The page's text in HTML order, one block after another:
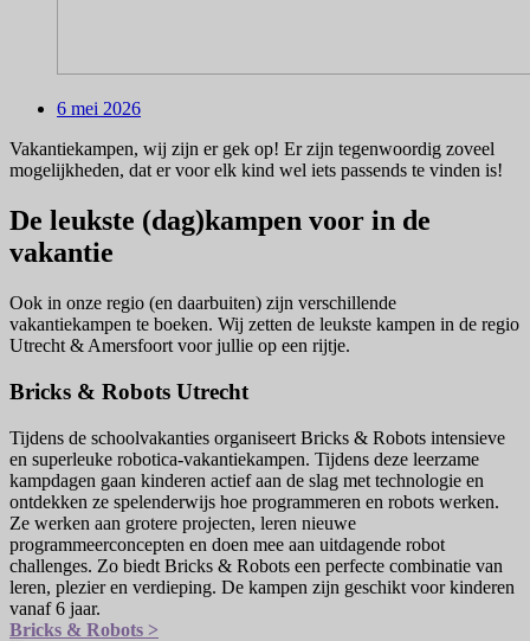
6 mei 2026
Vakantiekampen, wij zijn er gek op! Er zijn tegenwoordig zoveel
mogelijkheden, dat er voor elk kind wel iets passends te vinden is!
De leukste (dag)kampen voor in de
vakantie
Ook in onze regio (en daarbuiten) zijn verschillende
vakantiekampen te boeken. Wij zetten de leukste kampen in de regio
Utrecht & Amersfoort voor jullie op een rijtje.
Bricks & Robots Utrecht
Tijdens de schoolvakanties organiseert Bricks & Robots intensieve
en superleuke robotica-vakantiekampen. Tijdens deze leerzame
kampdagen gaan kinderen actief aan de slag met technologie en
ontdekken ze spelenderwijs hoe programmeren en robots werken.
Ze werken aan grotere projecten, leren nieuwe
programmeerconcepten en doen mee aan uitdagende robot
challenges. Zo biedt Bricks & Robots een perfecte combinatie van
leren, plezier en verdieping. De kampen zijn geschikt voor kinderen
vanaf 6 jaar.
Bricks & Robots >